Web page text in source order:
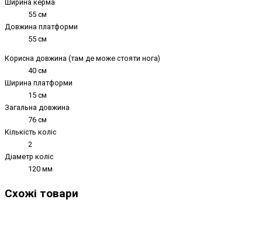
Ширина керма
55 см
Довжина платформи
55 см
Корисна довжина (там де може стояти нога)
40 см
Ширина платформи
15 см
Загальна довжина
76 см
Кількість коліс
2
Діаметр коліс
120 мм
Схожі товари